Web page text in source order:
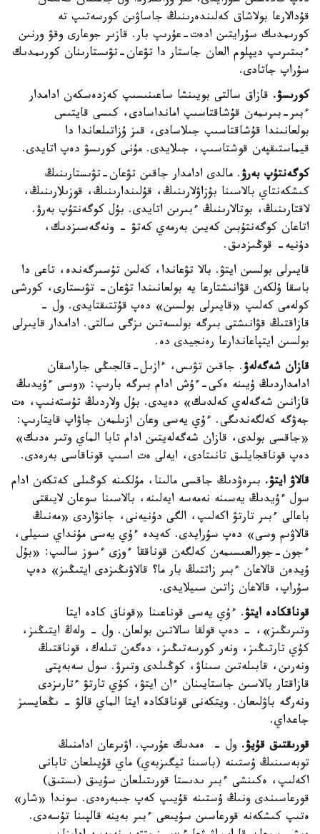
قۇدالارعا بولاشاق كەلىندەرىنىڭ جاساۋىن كورسەتىپ تە
كورىمدىك سۇرايتىن ادەت-عۇرىپ بار. قازىر جوعارى وقۋ ورنىن
ءبىتىرىپ ديپلوم العان جاستار دا تۋعان-تۋىستارىنان كورىمدىك
سۇراپ جاتادى.
كورىسۋ. قازاق سالتى بويىنشا ساعىنىسىپ كەزدەسكەن ادامدار
ءبىر-بىرىمەن قۇشاقتاسىپ امانداسادى، كىسى قايتىس
بولعانىندا قۇشاقتاسىپ جىلاسادى، قىز ۇزاتىلعاندا دا
قيماستىقپەن قوشتاسىپ، جىلايدى. مۇنى كورىسۋ دەپ اتايدى.
كوگەنتۇپ بەرۋ. مالدى ادامدار جاقىن تۋعان-تۋىستارىنىڭ
كىشكەنتاي بالاسىنا بۇزاۋلارىنىڭ، قۇلىندارىنىڭ، قوزىلارىنىڭ،
لاقتارىنىڭ، بوتالارىنىڭ ءبىرىن اتايدى. بۇل كوگەنتۇپ بەرۋ.
اتاعان كوگەنتۇبىن كەيىن بەرمەي كەتۋ - ونەگەسىزدىك،
دۇنيە- قوڭىزدىق.
قايىرلى بولسىن ايتۋ. بالا تۋعاندا، كەلىن تۇسىرگەندە، تاعى دا
باسقا ۇلكەن قۋانىشتارعا يە بولعانىندا تۋعان- تۋىستارى، كورشى
كولەمى كەلىپ «قايىرلى بولسىن» دەپ قۇتتىقتايدى. ول -
قازاقتىڭ قۋانىشتى بىرگە بولىسەتىن ىزگى سالتى. ادامدار قايىرلى
بولسىن ايتپاعاندارعا رەنجيدى دە.
قازان شەگەلەۋ. جاقىن تۋىس، ءازىل-قالجىڭى جاراسقان
ادامداردىڭ ۇيىنە ەكى-ءۇش ادام بىرگە بارىپ: «وسى ءۇيدىڭ
قازانىن شەگەلەي كەلدىك» دەيدى. بۇل ولاردىڭ تۇستەنىپ، ەت
جەۋگە كەلگەندىگى. ءۇي يەسى وعان ازىلمەن جاۋاپ قايتارىپ:
«جاقسى بولدى، قازان شەگەلەيتىن ادام تابا الماي وتىر ەدىك»
دەپ قوناقجايلىق تانىتادى، ايەلى ەت اسىپ قوناقاسى بەرەدى.
قالاۋ ايتۋ. بىرەۋدىڭ جاقسى مالىنا، مۇلكىنە كوڭىلى كەتكەن ادام
سول ءۇيدىڭ يەسىنە نەمەسە ايەلىنە، بالاسىنا سوعان لايىقتى
باعالى ءبىر تارتۋ اكەلىپ، الگى دۇنيەنى، جانۋاردى «مەنىڭ
قالاۋىم وسى» دەپ سۇرايدى. كەيدە ءۇي يەسى مۇنداي سىيلى،
ءجون-جورالعىسىمەن كەلگەن قوناققا ءوزى ءسوز سالىپ: «بۇل
ۇيدەن قالاعان ءبىر زاتتىڭ بار ما؟ قالاۋىڭىزدى ايتىڭىز» دەپ
سۇراپ، قالاعان زاتىن سىيلايدى.
قوناقكادە ايتۋ. ءۇي يەسى قوناعىنا «قوناق كادە ايتا
وتىرىڭىز»، - دەپ قولقا سالاتىن بولعان. ول - ولەڭ ايتىڭىز،
كۇي تارتىڭىز، ونەر كورسەتىڭىز، دەگەن تىلەك، قوناقتىڭ
ونەرىن، قابىلەتىن سىناۋ، كوڭىلدى وتىرۋ. سول سەبەپتى
قازاقتار بالاسىن جاستايىنان ءان ايتۋ، كۇي تارتۋ ءتارىزدى
ونەرگە باۋلىعان. ويتكەنى قوناقكادە ايتا الماي قالۋ - ىڭعايسىز
جاعداي.
قورىقتىق قۇيۋ. ول - ەمدىك عۇرىپ. اۋىرعان ادامنىڭ
توبەسىنىڭ ۇستىنە (باسىنا تيگىزبەي) ماي قۇيىلعان تابانى
اكەلىپ، ەكىنشى ءبىر ىدىستا قورىتىلعان سۇيىق (ىستىق)
قورعاسىندى ونىڭ ۇستىنە قۇيىپ كەپ جىبەرەدى. سوندا «شار»
ەتىپ كىشكەنە قورعاسىن سۇيىعى ءبىر بەينە قالپىنا تۇسەدى.